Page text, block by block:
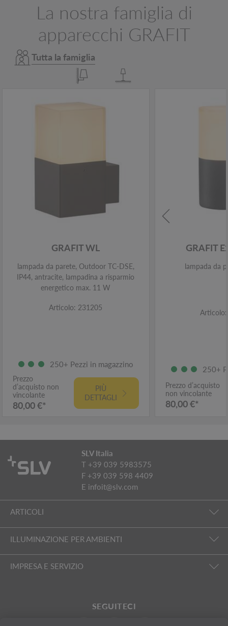
La nostra famiglia di
apparecchi GRAFIT
Tutta la famiglia
GRAFIT WL
lampada da parete, Outdoor TC-DSE,
IP44, antracite, lampadina a risparmio
energetico max. 11 W
Articolo: 231205
250+ Pezzi in magazzino
Prezzo
d’acquisto non
vincolante
80,00 €*
PIÙ
DETTAGLI
GRAFIT
lampada da
250+
Prezzo d’acquisto
non vincolante
80,00 €*
SLV Italia
T +39 039 5983575
F +39 039 598 4409
E infoit@slv.com
ARTICOLI
ILLUMINAZIONE PER AMBIENTI
IMPRESA E SERVIZIO
SEGUITECI